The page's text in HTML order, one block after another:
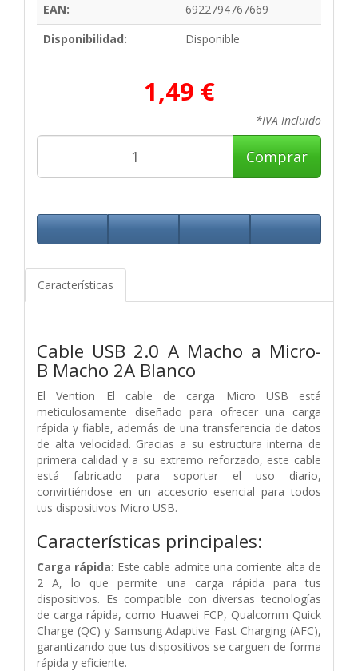
EAN:
6922794767669
Disponibilidad:
Disponible
1,49 €
*IVA Incluido
Comprar
Características
Cable USB 2.0 A Macho a Micro-
B Macho 2A Blanco
El Vention El cable de carga Micro USB está
meticulosamente diseñado para ofrecer una carga
rápida y fiable, además de una transferencia de datos
de alta velocidad. Gracias a su estructura interna de
primera calidad y a su extremo reforzado, este cable
está fabricado para soportar el uso diario,
convirtiéndose en un accesorio esencial para todos
tus dispositivos Micro USB.
Características principales:
Carga rápida: Este cable admite una corriente alta de
2 A, lo que permite una carga rápida para tus
dispositivos. Es compatible con diversas tecnologías
de carga rápida, como Huawei FCP, Qualcomm Quick
Charge (QC) y Samsung Adaptive Fast Charging (AFC),
garantizando que tus dispositivos se carguen de forma
rápida y eficiente.